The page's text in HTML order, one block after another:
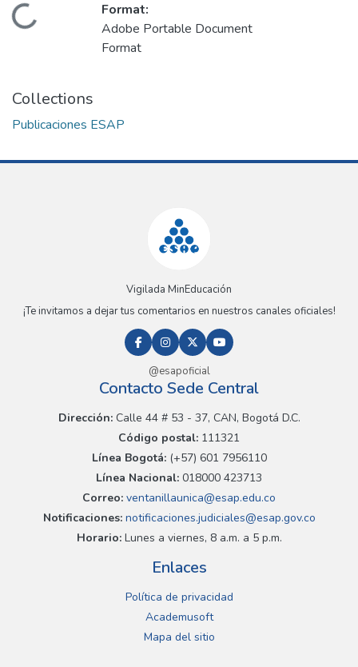
Loading...
Format:
Adobe Portable Document
Format
Collections
Publicaciones ESAP
Vigilada MinEducación
¡Te invitamos a dejar tus comentarios en nuestros canales oficiales!
@esapoficial
Contacto Sede Central
Dirección:Calle 44 # 53 - 37, CAN, Bogotá D.C.
Código postal: 111321
Línea Bogotá:(+57) 601 7956110
Línea Nacional: 018000 423713
Correo: ventanillaunica@esap.edu.co
Notificaciones:notificaciones.judiciales@esap.gov.co
Horario:Lunes a viernes, 8 a.m. a 5 p.m.
Enlaces
Política de privacidad
Academusoft
Mapa del sitio